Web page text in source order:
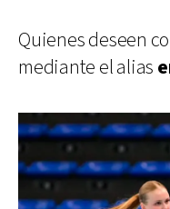
Quienes deseen
mediante el alias